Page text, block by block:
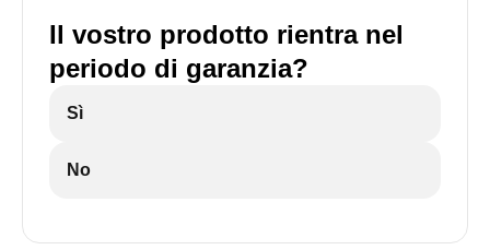
Il vostro prodotto rientra nel
periodo di garanzia?
Sì
No